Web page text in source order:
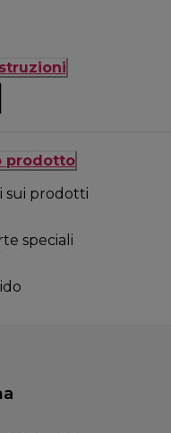
prodotto
sui prodotti
speciali